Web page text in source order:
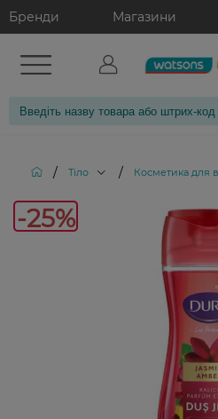
Бренди Магазини
/ Тіло / Косметика для
-25%